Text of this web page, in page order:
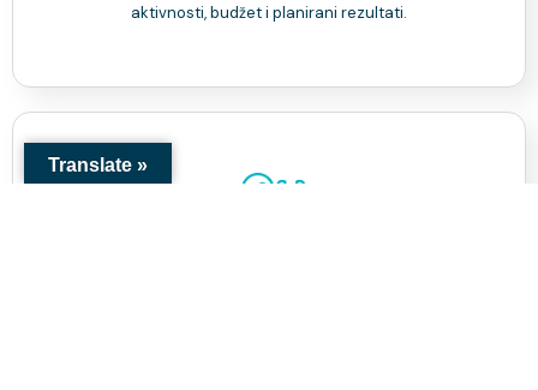
aktivnosti, budžet i planirani rezultati.
Translate »